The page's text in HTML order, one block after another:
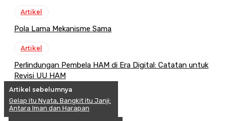
Artikel
Pola Lama Mekanisme Sama
Artikel
Perlindungan Pembela HAM di Era Digital: Catatan untuk
Revisi UU HAM
Artikel sebelumnya
Gelap itu Nyata, Bangkit itu Janji:
Antara Iman dan Harapan